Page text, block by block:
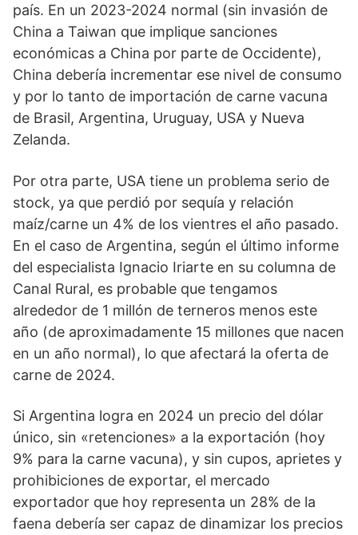
país. En un 2023-2024 normal (sin invasión de
China a Taiwan que implique sanciones
económicas a China por parte de Occidente),
China debería incrementar ese nivel de consumo
y por lo tanto de importación de carne vacuna
de Brasil, Argentina, Uruguay, USA y Nueva
Zelanda.
Por otra parte, USA tiene un problema serio de
stock, ya que perdió por sequía y relación
maíz/carne un 4% de los vientres el año pasado.
En el caso de Argentina, según el último informe
del especialista Ignacio Iriarte en su columna de
Canal Rural, es probable que tengamos
alrededor de 1 millón de terneros menos este
año (de aproximadamente 15 millones que nacen
en un año normal), lo que afectará la oferta de
carne de 2024.
Si Argentina logra en 2024 un precio del dólar
único, sin «retenciones» a la exportación (hoy
9% para la carne vacuna), y sin cupos, aprietes y
prohibiciones de exportar, el mercado
exportador que hoy representa un 28% de la
faena debería ser capaz de dinamizar los precios